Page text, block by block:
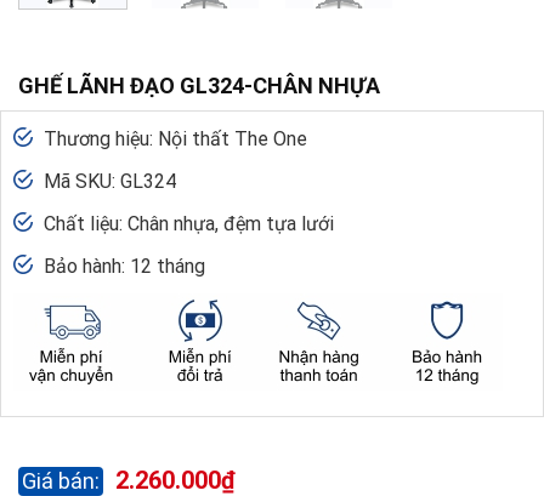
GHẾ LÃNH ĐẠO GL324-CHÂN NHỰA
Thương hiệu: Nội thất The One
Mã SKU: GL324
Chất liệu: Chân nhựa, đệm tựa lưới
Bảo hành: 12 tháng
2.260.000₫